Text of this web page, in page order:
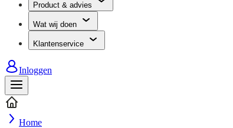
Product & advies
Wat wij doen
Klantenservice
Inloggen
Home